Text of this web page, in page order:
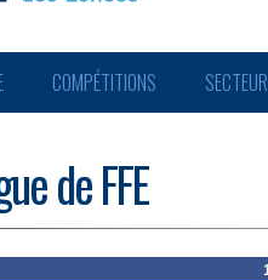
COMPÉTITIONS
de FFE